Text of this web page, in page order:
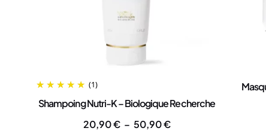
(1)
Shampoing Nutri-K – Biologique Recherche
20,90€ – 50,90€